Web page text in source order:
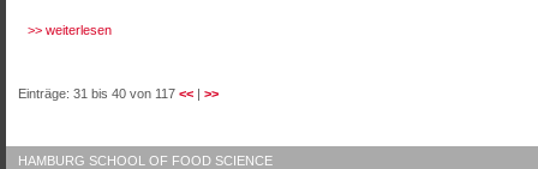
>> weiterlesen
Einträge: 31 bis 40 von 117 << | >>
HAMBURG SCHOOL OF FOOD SCIENCE